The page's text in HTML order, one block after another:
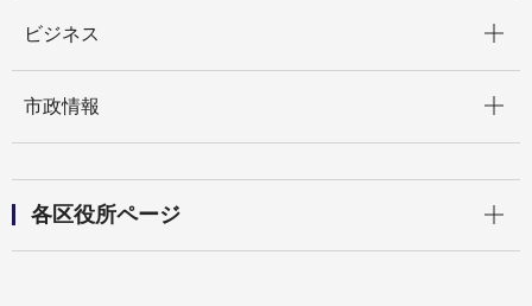
ビジネス
市政情報
各区役所ページ